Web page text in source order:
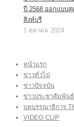
ปี 2568 ออกแบบ
สิงห์บุรี
1 ตุลาคม 2024
หน้าแรก
ข่าวทั่วไป
ข่าวปัจจุบัน
ข่าวประชาสัมพันธ์
บทบรรณาธิการ
VIDEO CLIP